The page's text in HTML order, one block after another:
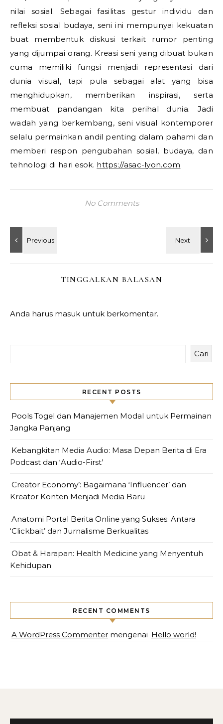
nilai sosial. Sebagai fasilitas gestur individu dan
refleksi sosial budaya, seni ini mempunyai kekuatan
buat membentuk diskusi terkait rumor penting
yang dijumpai orang. Kreasi seni yang dibuat bukan
cuma memiliki fungsi menjadi representasi dari
dunia visual, tapi pula sebagai alat yang bisa
menghidupkan, memberikan inspirasi, serta
membuat pandangan kita perihal dunia. Jadi
wadah yang berkembang, seni visual kontemporer
selalu permainkan andil penting dalam pahami dan
memberi respon pengubahan sosial, budaya, dan
tehnologi di hari esok. https://asac-lyon.com
No Comments
TINGGALKAN BALASAN
Anda harus masuk untuk berkomentar.
Cari
RECENT POSTS
Pools Togel dan Manajemen Modal untuk Permainan
Jangka Panjang
Kebangkitan Media Audio: Masa Depan Berita di Era
Podcast dan ‘Audio-First’
Creator Economy’: Bagaimana ‘Influencer’ dan
Kreator Konten Menjadi Media Baru
Anatomi Portal Berita Online yang Sukses: Antara
‘Clickbait’ dan Jurnalisme Berkualitas
Obat & Harapan: Health Medicine yang Menyentuh
Kehidupan
RECENT COMMENTS
A WordPress Commenter mengenai Hello world!